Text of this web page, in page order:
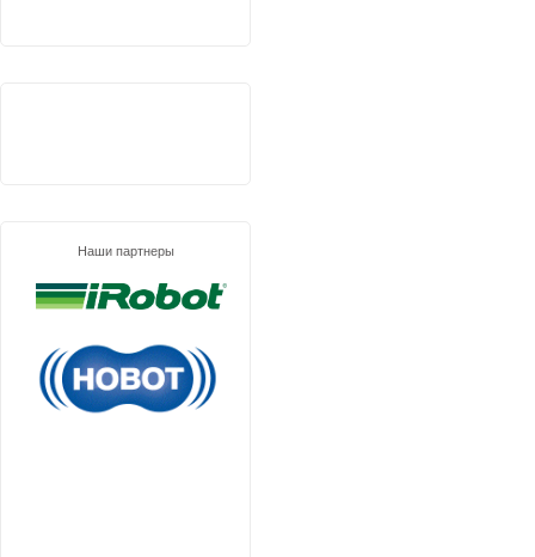
Наши партнеры